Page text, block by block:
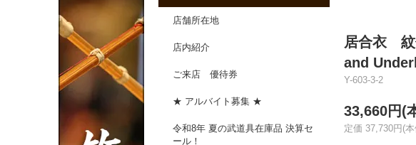
居合衣 紋
and
Y-603-3-2
33,660円(
定価 37,730円(
店舗所在地
店内紹介
ご来店 優待券
★ アルバイト募集 ★
令和8年 夏の武道具在庫品 決算セ
ール！